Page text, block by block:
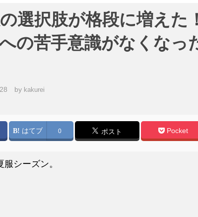
選択肢が格段に増えた！
の苦手意識がなくなっ
by kakurei
はてブ 0 ポスト Pocket
シーズン。